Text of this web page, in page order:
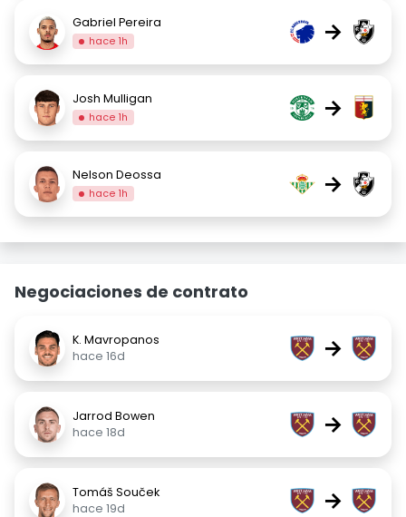
Gabriel Pereira
hace 1h →
Josh Mulligan
hace 1h →
Nelson Deossa
hace 1h →
Negociaciones de contrato
K. Mavropanos
hace 16d
→
Jarrod Bowen
hace 18d
→
Tomáš Souček
hace 19d
→